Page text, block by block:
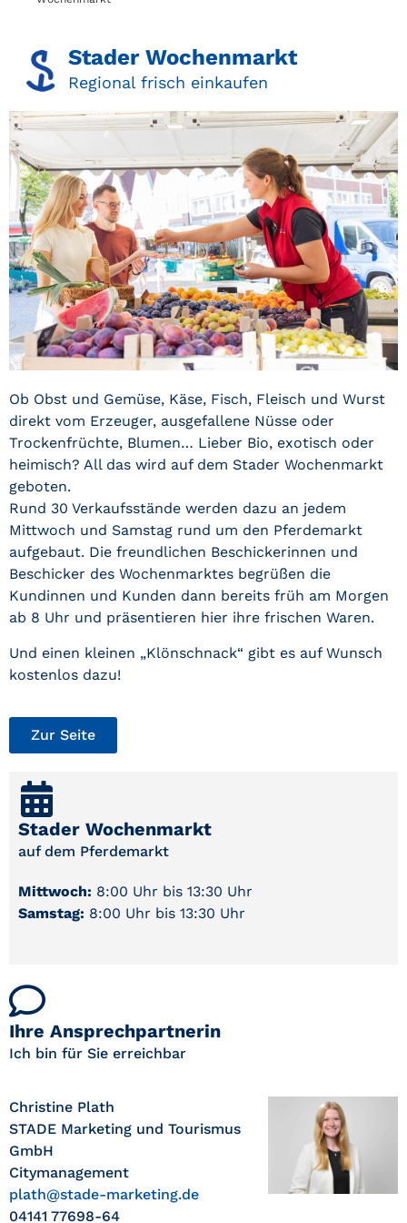
Stader Wochenmarkt​
Regional frisch einkaufen​
Ob Obst und Gemüse, Käse, Fisch, Fleisch und Wurst
direkt vom Erzeuger, ausgefallene Nüsse oder
Trockenfrüchte, Blumen… Lieber Bio, exotisch oder
heimisch? All das wird auf dem Stader Wochenmarkt
geboten.
Rund 30 Verkaufsstände werden dazu an jedem
Mittwoch und Samstag rund um den Pferdemarkt
aufgebaut. Die freundlichen Beschickerinnen und
Beschicker des Wochenmarktes begrüßen die
Kundinnen und Kunden dann bereits früh am Morgen
ab 8 Uhr und präsentieren hier ihre frischen Waren.
Und einen kleinen „Klönschnack“ gibt es auf Wunsch
kostenlos dazu!
Zur Seite
Stader Wochenmarkt
auf dem Pferdemarkt
Mittwoch: 8:00 Uhr bis 13:30 Uhr
Samstag: 8:00 Uhr bis 13:30 Uhr
Ihre Ansprechpartnerin
Ich bin für Sie erreichbar
Christine Plath
STADE Marketing und Tourismus
GmbH
Citymanagement
plath@stade-marketing.de
04141 77698-64